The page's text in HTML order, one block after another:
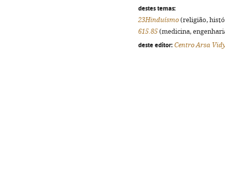
destes temas:
23Hinduísmo (religião,
615.85 (medicina,
deste editor: Centro Arsa